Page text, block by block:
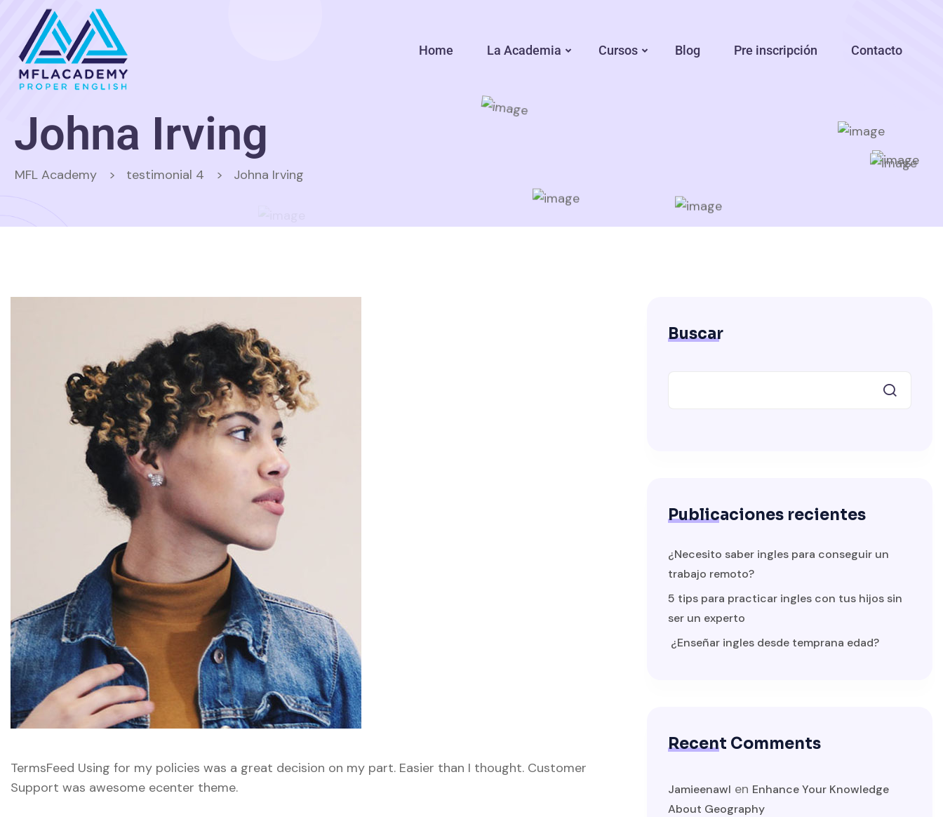
Home La Academia Cursos Blog Pre inscripción Contacto
Johna Irving
MFL Academy > testimonial 4 > Johna Irving
TermsFeed Using for my policies was a great decision on my part. Easier than I thought. Customer
Support was awesome ecenter theme.
Buscar
Publicaciones recientes
¿Necesito saber ingles para conseguir un
trabajo remoto?
5 tips para practicar ingles con tus hijos sin
ser un experto
¿Enseñar ingles desde temprana edad?
Recent Comments
Jamieenawl en Enhance Your Knowledge
About Geography